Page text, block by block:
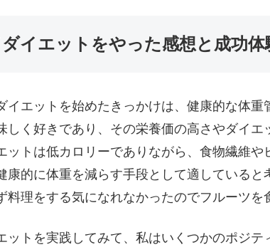
イエットをやった感想と成功体
イエットを始めたきっかけは、健康的な体
しく好きであり、その栄養価の高さやダイエ
ットは低カロリーでありながら、食物繊維
康的に体重を減らす手段として適している
料理をする気になれなかったのでフルーツを
ットを実践してみて、私はいくつかのポジテ